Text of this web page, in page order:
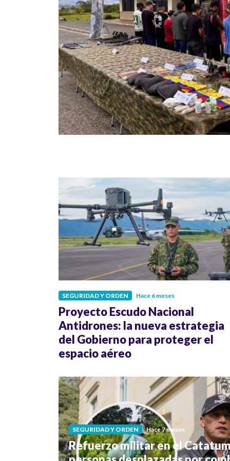
SEGURIDAD Y ORDEN Hace 6 meses
Proyecto Escudo Nacional
Antidrones: la nueva estrategia
del Gobierno para proteger el
espacio aéreo
SEGURIDAD Y ORDEN Hace 7 meses
Refuerzo militar en el